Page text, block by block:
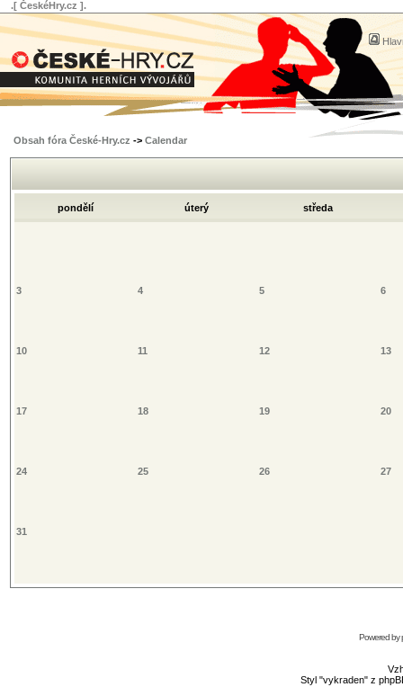
.[ ČeskéHry.cz ].
Obsah fóra České-Hry.cz -> Calendar
pondělí úterý středa
3 4 5 6
10 11 12 13
17 18 19 20
24 25 26 27
31
Powered by
Styl "vykraden" z